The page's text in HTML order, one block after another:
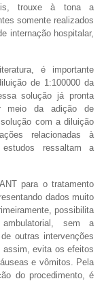
trouxe à tona a
somente realizados
internação hospitalar,
é importante
de 1:100000 da
solução já pronta
meio da adição de
com a diluição
relacionadas à
ressaltam a
para o tratamento
dados muito
possibilita
sem a
outras intervenções
assim, evita os efeitos
e vômitos. Pela
do procedimento, é